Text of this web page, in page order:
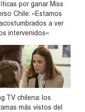
por ganar Miss
Chile: «Estamos
a ver
intervenidos»
TV chilena: los
más vistos del